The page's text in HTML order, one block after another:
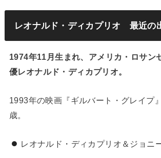
レオナルド・ディカプリオ 最近の
1974年11月生まれ、アメリカ・ロサン
優レオナルド・ディカプリオ。
1993年の映画『ギルバート・グレイプ
歳。
レオナルド・ディカプリオ＆ジョニ